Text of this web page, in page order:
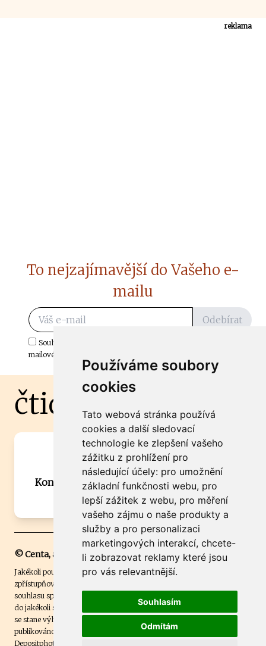
Používáme soubory
cookies
Tato webová stránka používá
cookies a další sledovací
technologie ke zlepšení vašeho
zážitku z prohlížení pro
následující účely: pro umožnění
základní funkčnosti webu, pro
lepší zážitek z webu, pro měření
vašeho zájmu o naše produkty a
služby a pro personalizaci
marketingových interakcí, chcete-
li zobrazovat reklamy které jsou
pro vás relevantnější.
Souhlasím
Odmítám
reklama
To nejzajímavější do Vašeho e-
mailu
Odebírat
Souhlasím s odběrem důležitých zpráv ze ČtiDoma.cz do mé e-
mailové schránky.
čtidoma.cz
Máte zajímavou informaci? Chcete
spolupracovat?
Kontaktujte šéfredaktora Martina Chalupu:
chalupa@ctidoma.cz
© Centa, a.s.
Jakékoli použití obsahu včetně převzetí, šíření či dalšího užití a
zpřístupňování textových či obrazových materiálů bez písemného
souhlasu společnosti Centa,a.s. je zakázáno. Čtenář svým přihlášením
do jakékoli soutěže na našem webu dává souhlas s tím, že v případě, že
se stane výhercem této soutěže, může být jeho jméno na webu
publikováno. Centa, a.s. využívala licenci ČTK a využívá fotografie z
Depositphotos